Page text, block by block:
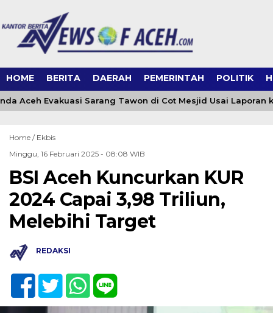
HOME BERITA DAERAH PEMERINTAH POLITIK
Aceh Evakuasi Sarang Tawon di Cot Mesjid Usai Laporan ke
Home / Ekbis
Minggu, 16 Februari 2025 - 08:08 WIB
BSI Aceh Kuncurkan KUR
2024 Capai 3,98 Triliun,
Melebihi Target
REDAKSI